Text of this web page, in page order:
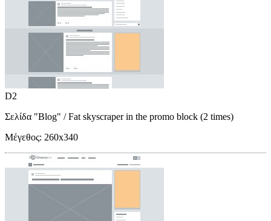
D2
Σελίδα "Blog" / Fat skyscraper in the promo block (2 times)
Μέγεθος: 260x340